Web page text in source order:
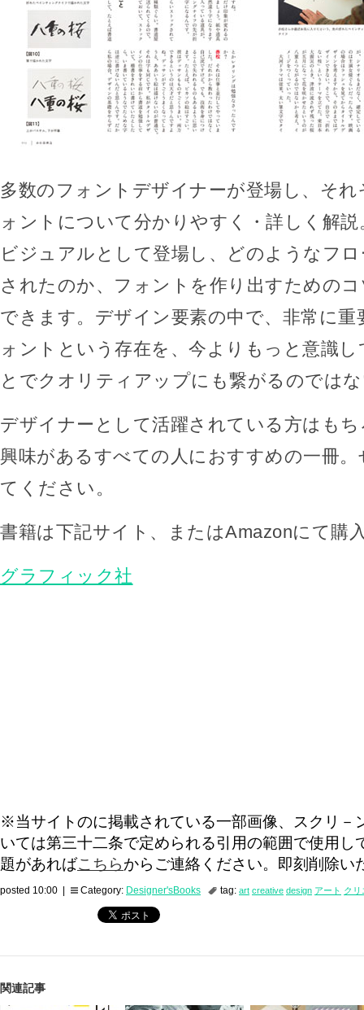
多数のフォントデザイナーが登場し、そ
ォントについて分かりやすく・詳しく解
ビジュアルとして登場し、どのようなフ
されたのか、フォントを作り出すための
できます。デザイン要素の中で、非常に重
ォントという存在を、今よりもっと意識
とでクオリティアップにも繋がるのでは
デザイナーとして活躍されている方はも
興味があるすべての人におすすめの一冊
てください。
書籍は下記サイト、またはAmazonにて購
グラフィック社
※当サイトのに掲載されている一部画像、スクリ－
いては第三十二条で定められる引用の範囲で使用し
題があればこちらからご連絡ください。即刻削除い
posted 10:00 | Category: Designer'sBooks tag: art creative design アート クリ
関連記事